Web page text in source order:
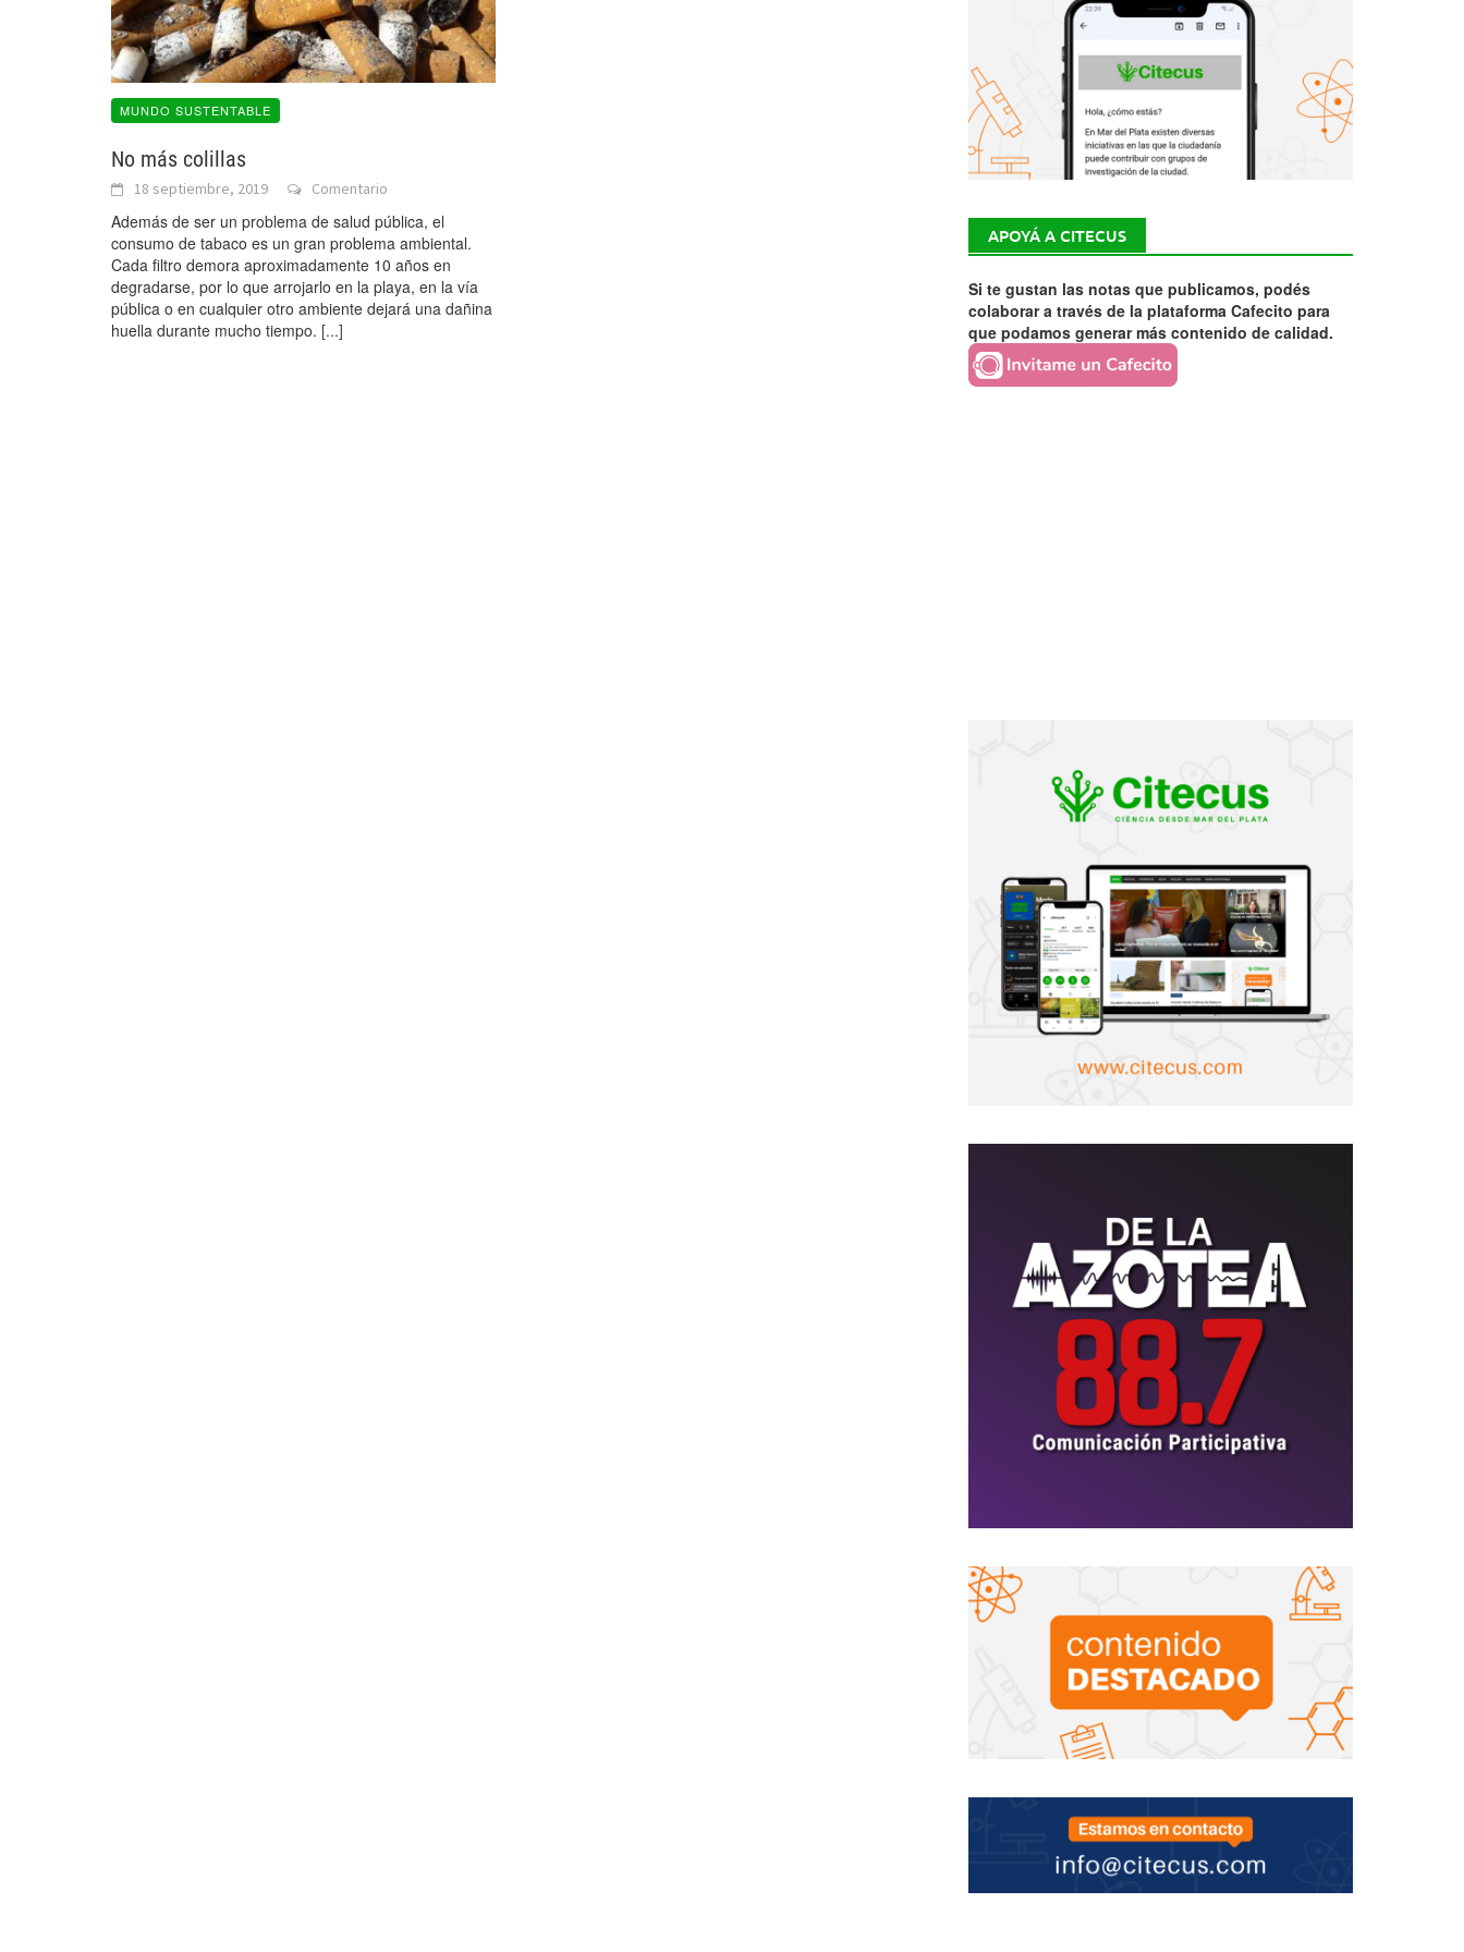
MUNDO SUSTENTABLE
No más colillas
18 septiembre, 2019 Comentario
Además de ser un problema de salud pública, el
consumo de tabaco es un gran problema ambiental.
Cada filtro demora aproximadamente 10 años en
degradarse, por lo que arrojarlo en la playa, en la vía
pública o en cualquier otro ambiente dejará una dañina
huella durante mucho tiempo. [...]
APOYÁ A CITECUS
Si te gustan las notas que publicamos, podés
colaborar a través de la plataforma Cafecito para
que podamos generar más contenido de calidad.